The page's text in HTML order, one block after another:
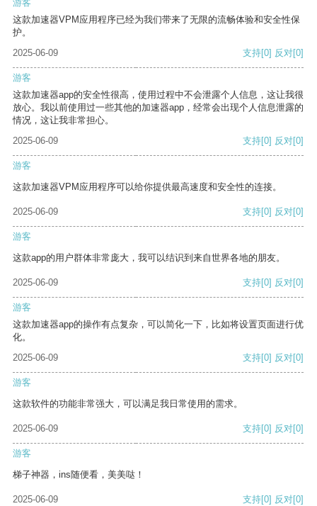
游客
这款加速器VPM应用程序已经为我们带来了无限的流畅体验和安全性保
护。
2025-06-09
支持[0] 反对[0]
游客
这款加速器app的安全性很高，使用过程中不会泄露个人信息，这让我很
放心。我以前使用过一些其他的加速器app，经常会出现个人信息泄露的
情况，这让我非常担心。
2025-06-09
支持[0] 反对[0]
游客
这款加速器VPM应用程序可以给你提供最高速度和安全性的连接。
2025-06-09 支持[0] 反对[0]
游客
这款app的用户群体非常庞大，我可以结识到来自世界各地的朋友。
2025-06-09 支持[0] 反对[0]
游客
这款加速器app的操作有点复杂，可以简化一下，比如将设置页面进行优
化。
2025-06-09
支持[0] 反对[0]
游客
这款软件的功能非常强大，可以满足我日常使用的需求。
2025-06-09 支持[0] 反对[0]
游客
梯子神器，ins随便看，美美哒！
2025-06-09 支持[0] 反对[0]